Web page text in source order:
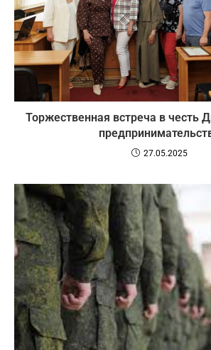
Торжественная встреча в честь
27.05.2025